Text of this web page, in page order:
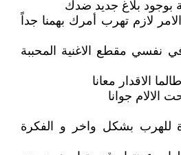
بوجود بلاغ جديد ضدك
لازم تهرب أمرك بهمنا جداً
نفسي مقطع الاغنية المحببة
الاقدار معانا
الالام جوانا
للهرب بشكل واخر و الفكرة